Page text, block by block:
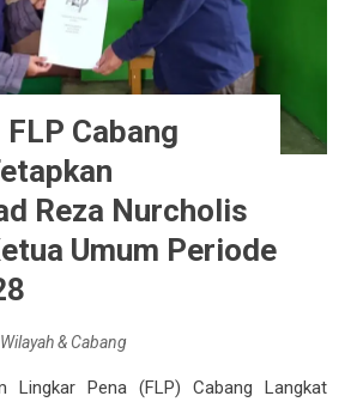
Cabang
Reza Nurcholis
Umum Periode
Wilayah & Cabang
Lingkar Pena (FLP) Cabang Langkat